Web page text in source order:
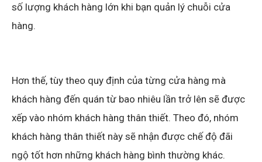
số lượng khách hàng lớn khi bạn quản lý chuỗi cửa
hàng.
Hơn thế, tùy theo quy định của từng cửa hàng mà
khách hàng đến quán từ bao nhiêu lần trở lên sẽ được
xếp vào nhóm khách hàng thân thiết. Theo đó, nhóm
khách hàng thân thiết này sẽ nhận được chế độ đãi
ngộ tốt hơn những khách hàng bình thường khác.